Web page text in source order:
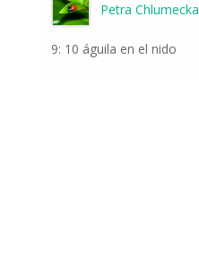
Petra Chlumecka
9: 10 águila en el nido